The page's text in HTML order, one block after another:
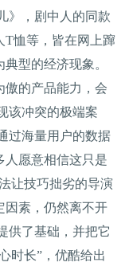
》，剧中人的同款
T恤等，皆在网上蹿
型的经济现象。
的产品能力，会
冲突的极端案
过海量用户的数据
人愿意相信这只是
让技巧拙劣的导演
因素，仍然离不开
了基础，并把它
时长”，优酷给出